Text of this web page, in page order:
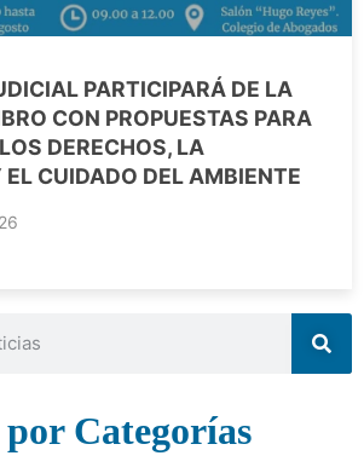
PARTICIPARÁ DE LA
CON PROPUESTAS PARA
DERECHOS, LA
CUIDADO DEL AMBIENTE
Categorías